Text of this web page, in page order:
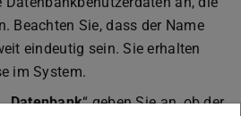
Beachten Sie, dass der Name
eindeutig sein. Sie erhalten
im System.
„Datenbank“ geben Sie an, ob der